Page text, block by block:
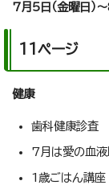
7月5日（金曜日）
11ページ
健康
歯科健康診査
7月は愛の血
1歳ごはん講座